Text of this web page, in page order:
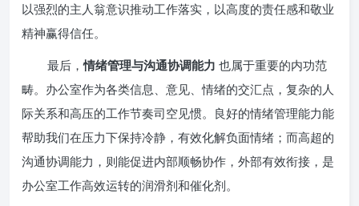
以强烈的主人翁意识推动工作落实，以高度的责任感和敬业
精神赢得信任。
最后，情绪管理与沟通协调能力 也属于重要的内功范
畴。办公室作为各类信息、意见、情绪的交汇点，复杂的人
际关系和高压的工作节奏司空见惯。良好的情绪管理能力能
帮助我们在压力下保持冷静，有效化解负面情绪；而高超的
沟通协调能力，则能促进内部顺畅协作，外部有效衔接，是
办公室工作高效运转的润滑剂和催化剂。